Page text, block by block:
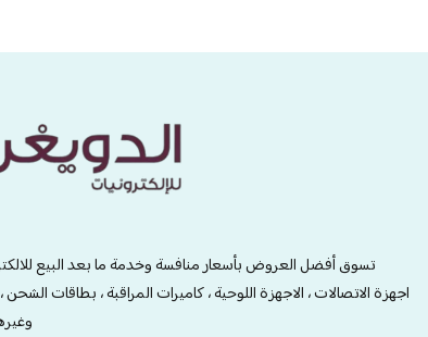
تسوق أفضل العروض بأسعار منافسة وخدمة ما بعد البيع
اجهزة الاتصالات ، الاجهزة اللوحية ، كاميرات المراقبة ، بطاقات الشحن